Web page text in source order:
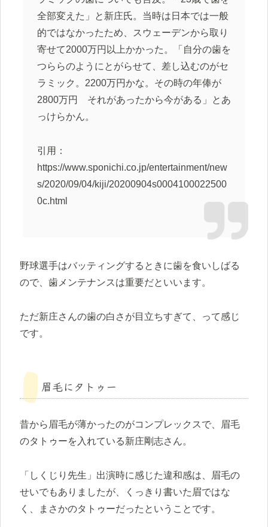
全部変えた」と新庄氏。当時は日本では一般
的ではなかったため、スウェーデンから取り
寄せて2000万円以上かかった。「自分の歯を
つららのようにとがらせて、差し込むのがセ
ラミック。2200万円かな。その時の年俸が
2800万円 それがあったから今がある」とあ
っけらかん。
引用：
https://www.sponichi.co.jp/entertainment/new
s/2020/09/04/kiji/20200904s0004100022500
0c.html
野球選手はバッティングするときに歯を食いしばる
ので、歯メンテナンスは重要だといいます。
ただ新庄さんの歯の白さが目立ちすぎて、って感じ
です。
眉毛にタトゥー
昔から眉毛が薄かったのがコンプレックスで、眉毛
のタトゥーを入れている新庄剛志さん。
「しくじり先生」出演時に感じた違和感は、眉毛の
せいでもありましたが、くっきり書いた眉ではな
く、まさかのタトゥーだったということです。